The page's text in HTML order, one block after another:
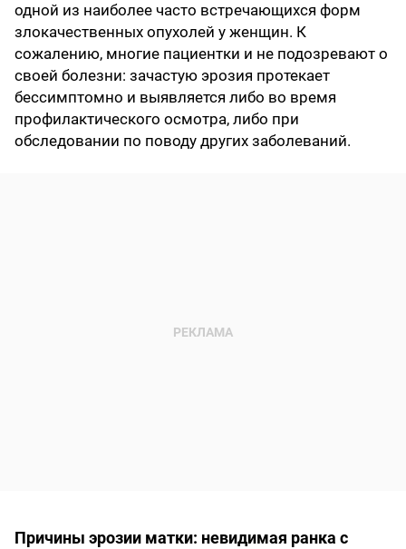
одной из наиболее часто встречающихся форм
злокачественных опухолей у женщин. К
сожалению, многие пациентки и не подозревают о
своей болезни: зачастую эрозия протекает
бессимптомно и выявляется либо во время
профилактического осмотра, либо при
обследовании по поводу других заболеваний.
Причины эрозии матки: невидимая ранка с